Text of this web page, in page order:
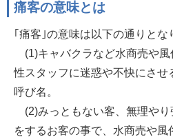
痛客の意味とは
｢痛客｣の意味は以下の通りとな
(1)キャバクラなど水商売や風
性スタッフに迷惑や不快にさせ
呼び名。
(2)みっともない客、無理やり
をするお客の事で、水商売や風